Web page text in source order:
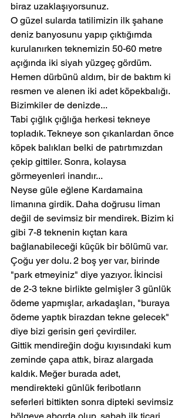
biraz uzaklaşıyorsunuz.
O güzel sularda tatilimizin ilk şahane
deniz banyosunu yapıp çıktığımda
kurulanırken teknemizin 50-60 metre
açığında iki siyah yüzgeç gördüm.
Hemen dürbünü aldım, bir de baktım ki
resmen ve alenen iki adet köpekbalığı.
Bizimkiler de denizde...
Tabi çığlık çığlığa herkesi tekneye
topladık. Tekneye son çıkanlardan önce
köpek balıkları belki de patırtımızdan
çekip gittiler. Sonra, kolaysa
görmeyenleri inandır...
Neyse güle eğlene Kardamaina
limanına girdik. Daha doğrusu liman
değil de sevimsiz bir mendirek. Bizim ki
gibi 7-8 teknenin kıçtan kara
bağlanabileceği küçük bir bölümü var.
Çoğu yer dolu. 2 boş yer var, birinde
"park etmeyiniz" diye yazıyor. İkincisi
de 2-3 tekne birlikte gelmişler 3 günlük
ödeme yapmışlar, arkadaşları, "buraya
ödeme yaptık birazdan tekne gelecek"
diye bizi gerisin geri çevirdiler.
Gittik mendireğin doğu kıyısındaki kum
zeminde çapa attık, biraz alargada
kaldık. Meğer burada adet,
mendirekteki günlük feribotların
seferleri bittikten sonra dipteki sevimsiz